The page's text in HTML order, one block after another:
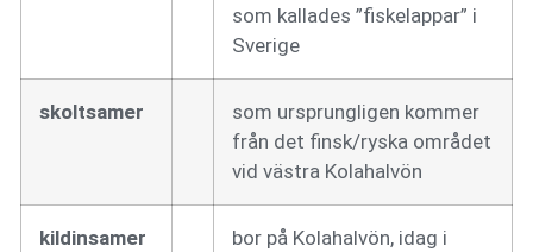
som kallades ”fiskelappar” i
Sverige
skoltsamer
som ursprungligen kommer
från det finsk/ryska området
vid västra Kolahalvön
kildinsamer
bor på Kolahalvön, idag i